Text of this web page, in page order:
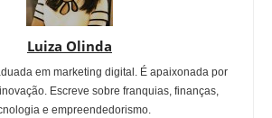
Luiza Olinda
em marketing digital. É apaixonada por
Escreve sobre franquias, finanças,
e empreendedorismo.